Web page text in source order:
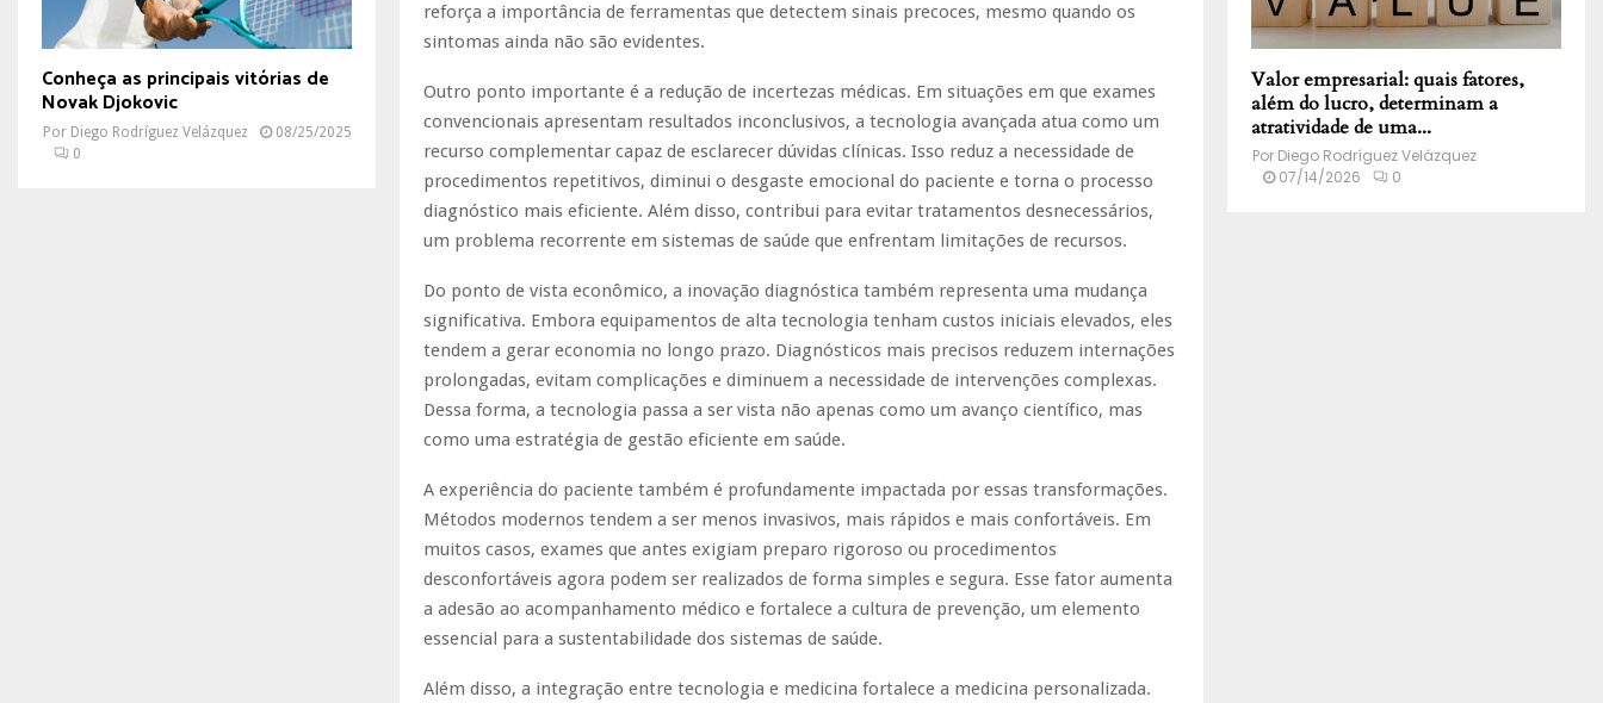
reforça a importância de ferramentas que detectem sinais precoces, mesmo quando os
sintomas ainda não são evidentes.
Outro ponto importante é a redução de incertezas médicas. Em situações em que exames
convencionais apresentam resultados inconclusivos, a tecnologia avançada atua como um
recurso complementar capaz de esclarecer dúvidas clínicas. Isso reduz a necessidade de
procedimentos repetitivos, diminui o desgaste emocional do paciente e torna o processo
diagnóstico mais eficiente. Além disso, contribui para evitar tratamentos desnecessários,
um problema recorrente em sistemas de saúde que enfrentam limitações de recursos.
Do ponto de vista econômico, a inovação diagnóstica também representa uma mudança
significativa. Embora equipamentos de alta tecnologia tenham custos iniciais elevados, eles
tendem a gerar economia no longo prazo. Diagnósticos mais precisos reduzem internações
prolongadas, evitam complicações e diminuem a necessidade de intervenções complexas.
Dessa forma, a tecnologia passa a ser vista não apenas como um avanço científico, mas
como uma estratégia de gestão eficiente em saúde.
A experiência do paciente também é profundamente impactada por essas transformações.
Métodos modernos tendem a ser menos invasivos, mais rápidos e mais confortáveis. Em
muitos casos, exames que antes exigiam preparo rigoroso ou procedimentos
desconfortáveis agora podem ser realizados de forma simples e segura. Esse fator aumenta
a adesão ao acompanhamento médico e fortalece a cultura de prevenção, um elemento
essencial para a sustentabilidade dos sistemas de saúde.
Além disso, a integração entre tecnologia e medicina fortalece a medicina personalizada.
Conheça as principais vitórias de
Novak Djokovic
Por Diego Rodríguez Velázquez
08/25/2025
0
Valor empresarial: quais fatores,
além do lucro, determinam a
atratividade de uma...
Por Diego Rodríguez Velázquez
07/14/2026
0